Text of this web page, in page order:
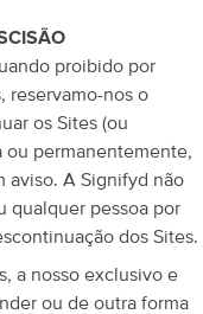
proibido por
reservamo-nos o
os Sites (ou
ou permanentemente,
aviso. A Signifyd não
qualquer pessoa por
dos Sites.
a nosso exclusivo e
ou de outra forma